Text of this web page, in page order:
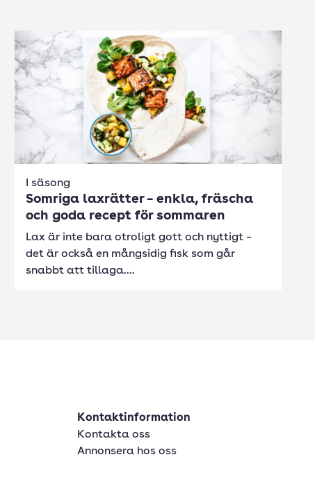
I säsong
Somriga laxrätter – enkla, fräscha
och goda recept för sommaren
Lax är inte bara otroligt gott och nyttigt –
det är också en mångsidig fisk som går
snabbt att tillaga....
Kontaktinformation
Kontakta oss
Annonsera hos oss